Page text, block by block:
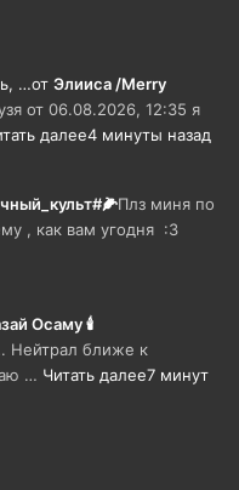
…от Элииса /Merry
от 06.08.2026, 12:35 я
далее4 минуты назад
Плз миня по
, как вам угодня :3
Осаму 🕯
Нейтрал ближе к
… Читать далее7 минут